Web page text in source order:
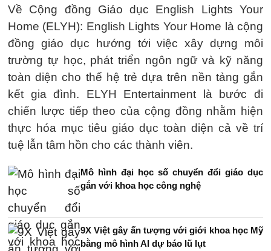
Về Cộng đồng Giáo dục English Lights Your
Home (ELYH): English Lights Your Home là cộng
đồng giáo dục hướng tới việc xây dựng môi
trường tự học, phát triển ngôn ngữ và kỹ năng
toàn diện cho thế hệ trẻ dựa trên nền tảng gắn
kết gia đình. ELYH Entertainment là bước đi
chiến lược tiếp theo của cộng đồng nhằm hiện
thực hóa mục tiêu giáo dục toàn diện cả về trí
tuệ lẫn tâm hồn cho các thành viên.
Mô hình đại học số chuyển đổi giáo dục
gắn với khoa học công nghệ
9X Việt gây ấn tượng với giới khoa học Mỹ
bằng mô hình AI dự báo lũ lụt